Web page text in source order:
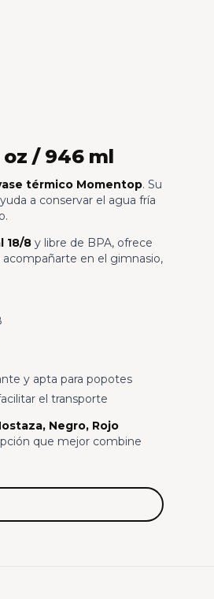
/ 946 ml
térmico Momentop. Su
a conservar el agua fría
18/8y libre de BPA, ofrece
acompañarte en el gimnasio,
y apta para popotes
el transporte
Negro, Rojo
que mejor combine